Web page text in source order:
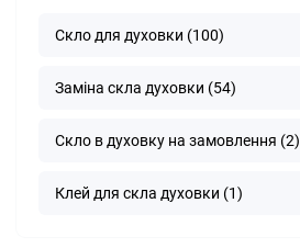
Скло для духовки (100)
Заміна скла духовки (54)
Скло в духовку на замовлення (2)
Клей для скла духовки (1)